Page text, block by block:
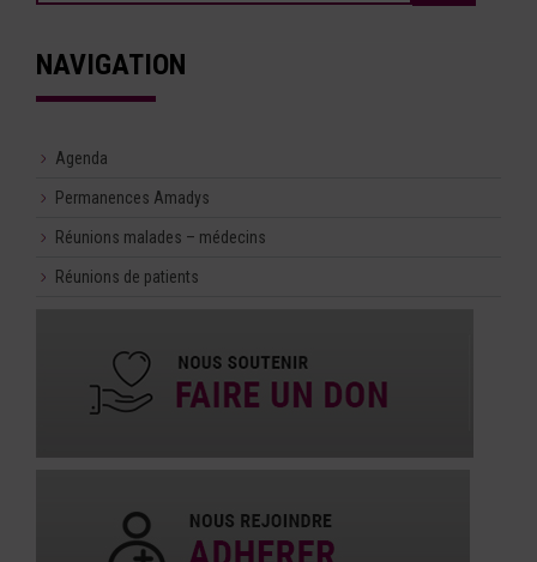
NAVIGATION
Agenda
Permanences Amadys
Réunions malades – médecins
Réunions de patients